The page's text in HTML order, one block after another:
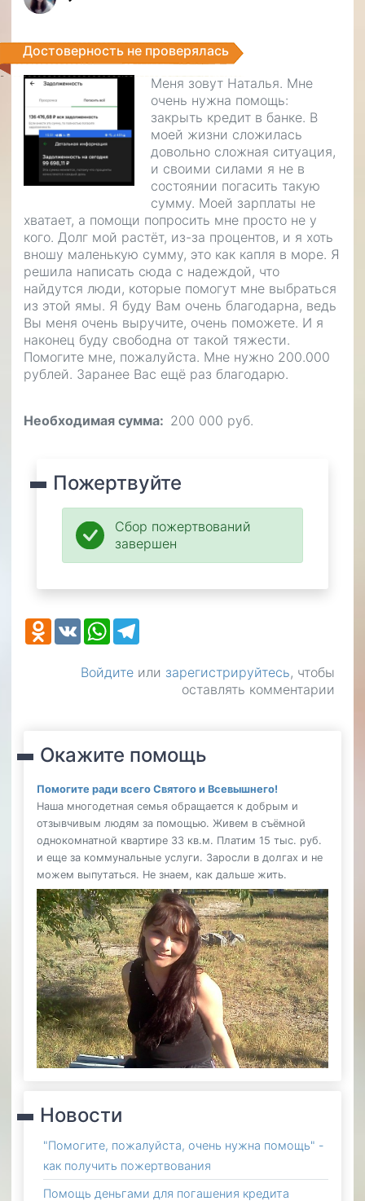
Достоверность не проверялась
Меня зовут Наталья. Мне
очень нужна помощь:
закрыть кредит в банке. В
моей жизни сложилась
довольно сложная ситуация,
и своими силами я не в
состоянии погасить такую
сумму. Моей зарплаты не
хватает, а помощи попросить мне просто не у
кого. Долг мой растёт, из-за процентов, и я хоть
вношу маленькую сумму, это как капля в море. Я
решила написать сюда с надеждой, что
найдутся люди, которые помогут мне выбраться
из этой ямы. Я буду Вам очень благодарна, ведь
Вы меня очень выручите, очень поможете. И я
наконец буду свободна от такой тяжести.
Помогите мне, пожалуйста. Мне нужно 200.000
рублей. Заранее Вас ещё раз благодарю.
Необходимая сумма 200 000 руб.
Пожертвуйте
Сбор пожертвований
завершен
Odnoklassniki
VK WhatsApp
Войдите или зарегистрируйтесь, чтобы
оставлять комментарии
Окажите помощь
Помогите ради всего Святого и Всевышнего!
Наша многодетная семья обращается к добрым и
отзывчивым людям за помощью. Живем в съёмной
однокомнатной квартире 33 кв.м. Платим 15 тыс. руб.
и еще за коммунальные услуги. Заросли в долгах и не
можем выпутаться. Не знаем, как дальше жить.
Новости
"Помогите, пожалуйста, очень нужна помощь" -
как получить пожертвования
Помощь деньгами для погашения кредита